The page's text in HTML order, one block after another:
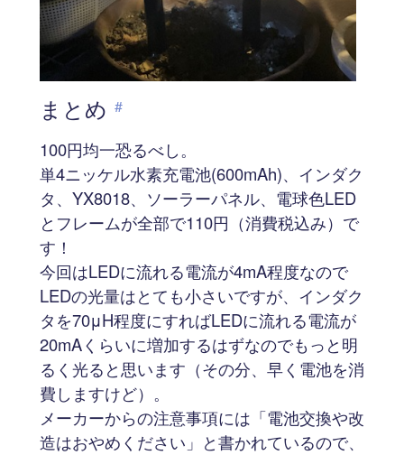
まとめ #
100円均一恐るべし。
単4ニッケル水素充電池(600mAh)、インダク
タ、YX8018、ソーラーパネル、電球色LED
とフレームが全部で110円（消費税込み）で
す！
今回はLEDに流れる電流が4mA程度なので
LEDの光量はとても小さいですが、インダク
タを70μH程度にすればLEDに流れる電流が
20mAくらいに増加するはずなのでもっと明
るく光ると思います（その分、早く電池を消
費しますけど）。
メーカーからの注意事項には「電池交換や改
造はおやめください」と書かれているので、